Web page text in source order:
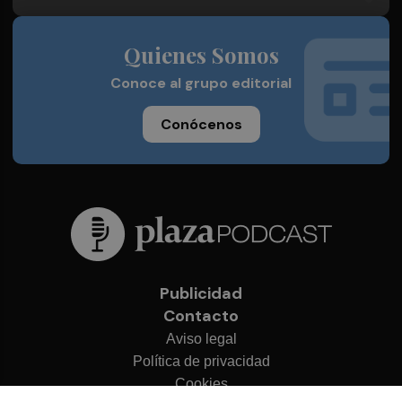
Quienes Somos
Conoce al grupo editorial
Conócenos
Publicidad
Contacto
Aviso legal
Política de privacidad
Cookies